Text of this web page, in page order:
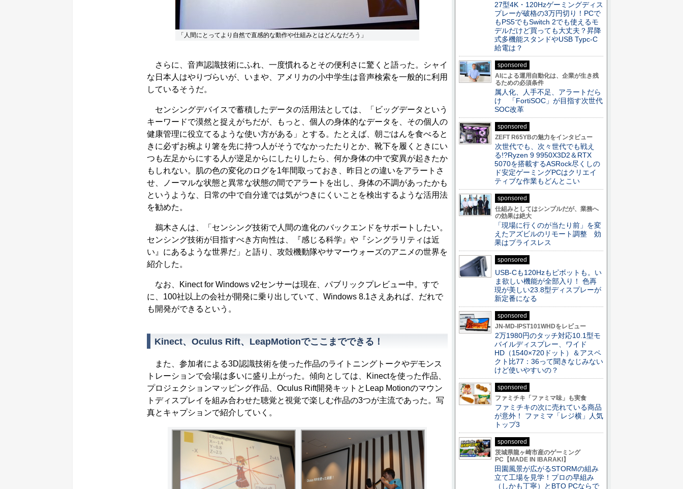
「人間にとってより自然で直感的な動作や仕組みとはどんなだろう」
さらに、音声認識技術にふれ、一度慣れるとその便利さに驚くと語った。シャイ
な日本人はやりづらいが、いまや、アメリカの小中学生は音声検索を一般的に利用
しているそうだ。
センシングデバイスで蓄積したデータの活用法としては、「ビッグデータという
キーワードで漠然と捉えがちだが、もっと、個人の身体的なデータを、その個人の
健康管理に役立てるような使い方がある」とする。たとえば、朝ごはんを食べると
きに必ずお椀より箸を先に持つ人がそうでなかったたりとか、靴下を履くときにい
つも左足からにする人が逆足からにしたりしたら、何か身体の中で変異が起きたか
もしれない。肌の色の変化のログを1年間取っておき、昨日との違いをアラートさ
せ、ノーマルな状態と異常な状態の間でアラートを出し、身体の不調があったかも
というような、日常の中で自分達では気がつきにくいことを検出するような活用法
を勧めた。
鵜木さんは、「センシング技術で人間の進化のバックエンドをサポートしたい。
センシング技術が目指すべき方向性は、『感じる科学』や『シングラリティは近
い』にあるような世界だ」と語り、攻殻機動隊やサマーウォーズのアニメの世界を
紹介した。
なお、Kinect for Windows v2センサーは現在、パブリックプレビュー中。すで
に、100社以上の会社が開発に乗り出していて、Windows 8.1さえあれば、だれで
も開発ができるという。
Kinect、Oculus Rift、LeapMotionでここまでできる！
また、参加者による3D認識技術を使った作品のライトニングトークやデモンス
トレーションで会場は多いに盛り上がった。傾向としては、Kinectを使った作品、
プロジェクションマッピング作品、Oculus Rift開発キットとLeap Motionのマウン
トディスプレイを組み合わせた聴覚と視覚で楽しむ作品の3つが主流であった。写
真とキャプションで紹介していく。
27型4K・120Hzゲーミングディス
プレーが破格の3万円切り！PCで
もPS5でもSwitch 2でも使えるモ
デルだけど買っても大丈夫？昇降
式多機能スタンドやUSB Typc-C
給電は？
sponsored
AIによる運用自動化は、企業が生き残
るための必須条件
属人化、人手不足、アラートだら
け 「FortiSOC」が目指す次世代
SOC改革
sponsored
ZEFT R65YBの魅力をインタビュー
次世代でも、次々世代でも戦え
る!?Ryzen 9 9950X3D2＆RTX
5070を搭載するASRock尽くしの
ド安定ゲーミングPCはクリエイ
ティブな作業もどんとこい
sponsored
仕組みとしてはシンプルだが、業務へ
の効果は絶大
「現場に行くのが当たり前」を変
えたアズビルのリモート調整 効
果はプライスレス
sponsored
USB-Cも120Hzもピボットも。い
ま欲しい機能が全部入り！ 色再
現が美しい23.8型ディスプレーが
新定番になる
sponsored
JN-MD-IPST101WHDをレビュー
2万1980円のタッチ対応10.1型モ
バイルディスプレー、ワイド
HD（1540×720ドット）＆アスペ
クト比77：36って聞きなじみない
けど使いやすいの？
sponsored
ファミチキ「ファミマ味」も実食
ファミチキの次に売れている商品
が意外！ ファミマ「レジ横」人気
トップ3
sponsored
茨城県龍ヶ崎市産のゲーミング
PC【MADE IN IBARAKI】
田園風景が広がるSTORMの組み
立て工場を見学！プロの早組み
（しかも丁寧）とBTO PCならで